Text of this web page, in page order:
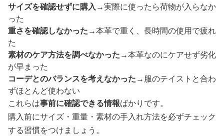
サイズを確認せずに購入→実際に使ったら荷物が入らなか
った
重さを確認しなかった→本革で重く、長時間の使用で疲れ
た
素材のケア方法を調べなかった→本革なのにケアせず劣化
が早まった
コーデとのバランスを考えなかった→服のテイストと合わ
ずほとんど使わない
これらは事前に確認できる情報ばかりです。
購入前にサイズ・重量・素材の手入れ方法を必ずチェック
する習慣をつけましょう。